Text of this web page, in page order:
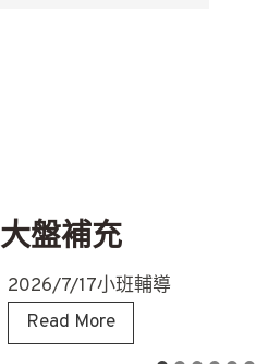
大盤補充
2026/7/17小班輔導
Read More大
盤